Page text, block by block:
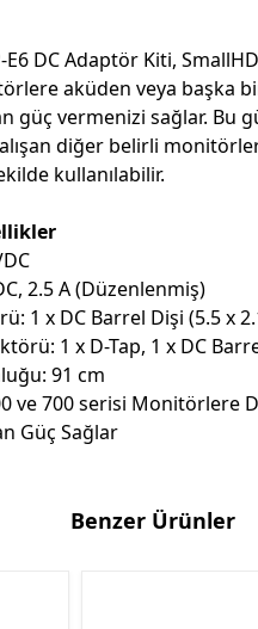
E6 DC Adaptör Kiti,
aküden veya başka
güç vermenizi sağlar. Bu
diğer belirli
kullanılabilir.
2.5 A (Düzenlenmiş)
1 x DC Barrel Dişi (5.5 x
1 x D-Tap, 1 x DC
91 cm
ve 700 serisi Monitörlere
Güç Sağlar
Benzer Ürünler